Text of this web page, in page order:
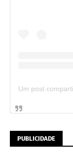
PUBLICIDADE